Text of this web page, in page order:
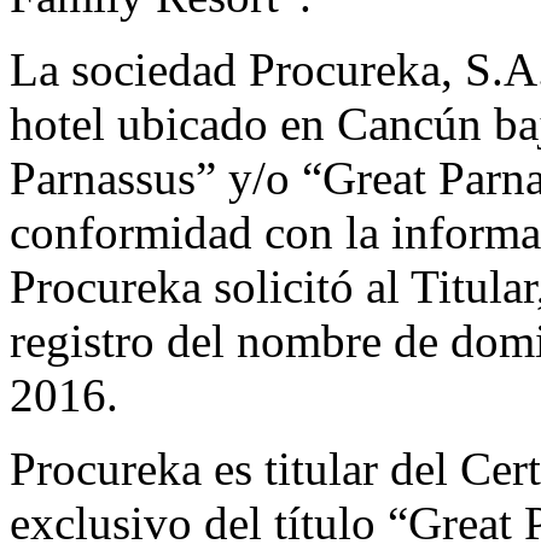
La sociedad Procureka,
hotel ubicado en Cancún
Parnassus” y/o “Great
conformidad con la
Procureka solicitó al
registro del nombre de
2016.
Procureka es titular del
exclusivo del título “Great